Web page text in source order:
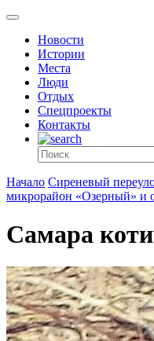
Новости
Истории
Места
Люди
Отдых
Спецпроекты
Контакты
Начало Сиреневый
микрорайон «Озерный» и
Самара